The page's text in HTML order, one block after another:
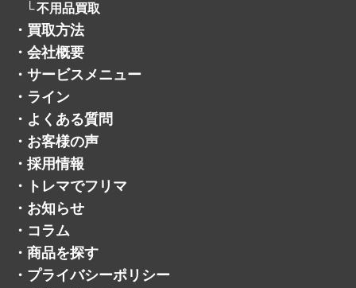
不用品買取
・ 買取方法
・ 会社概要
・ サービスメニュー
・ ライン
・ よくある質問
・ お客様の声
・ 採用情報
・
トレマでフリマ
・ お知らせ
・ コラム
・ 商品を探す
・ プライバシーポリシー